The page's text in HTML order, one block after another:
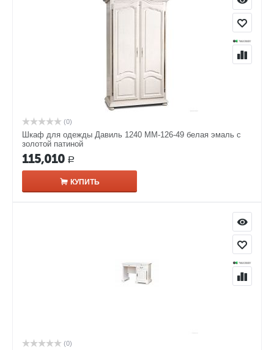
(0)
Шкаф для одежды Давиль 1240 ММ-126-49 белая эмаль с
золотой патиной
115,010 Р
КУПИТЬ
(0)